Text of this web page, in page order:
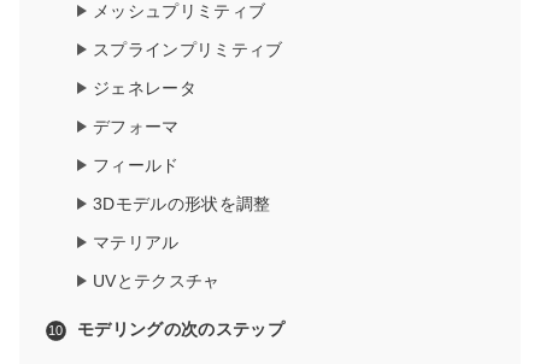
メッシュプリミティブ
スプラインプリミティブ
ジェネレータ
デフォーマ
フィールド
3Dモデルの形状を調整
マテリアル
UVとテクスチャ
モデリングの次のステップ